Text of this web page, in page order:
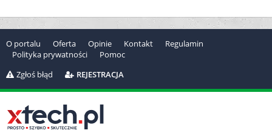
O portalu Oferta Opinie Kontakt
Regulamin
Polityka prywatności
Pomoc
Zgłoś błąd
REJESTRACJA